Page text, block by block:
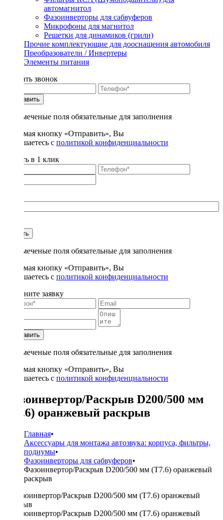
автомагнитол
Фазоинверторы для сабвуферов
Микрофоны для магнитол
Решетки для динамиков (грили)
Прочие комплектующие для дооснащения автомобиля
Преобразователи / Инвертеры
Элементы питания
Заказать звонок
Отправить
* - отмеченые поля обязательные для заполнения
Нажимая кнопку «Отправить», Вы
соглашаетесь с политикой конфиденциальности
Купить в 1 клик
Купить
* - отмеченые поля обязательные для заполнения
Нажимая кнопку «Отправить», Вы
соглашаетесь с политикой конфиденциальности
Заполните заявку
Отправить
* - отмеченые поля обязательные для заполнения
Нажимая кнопку «Отправить», Вы
соглашаетесь с политикой конфиденциальности
Фазоинвертор/Раскрыв D200/500 мм
(Т7.6) оранжевый раскрыв
Главная•
Аксессуары для монтажа автозвука: корпуса, фильтры,
подиумы•
Фазоинверторы для сабвуферов•
Фазоинвертор/Раскрыв D200/500 мм (Т7.6) оранжевый
раскрыв